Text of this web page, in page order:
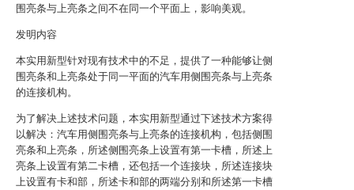
围亮条与上亮条之间不在同一个平面上，影响美观。
发明内容
本实用新型针对现有技术中的不足，提供了一种能够让侧
围亮条和上亮条处于同一平面的汽车用侧围亮条与上亮条
的连接机构。
为了解决上述技术问题，本实用新型通过下述技术方案得
以解决：汽车用侧围亮条与上亮条的连接机构，包括侧围
亮条和上亮条，所述侧围亮条上设置有第一卡槽，所述上
亮条上设置有第二卡槽，还包括一个连接块，所述连接块
上设置有卡和部，所述卡和部的两端分别和所述第一卡槽